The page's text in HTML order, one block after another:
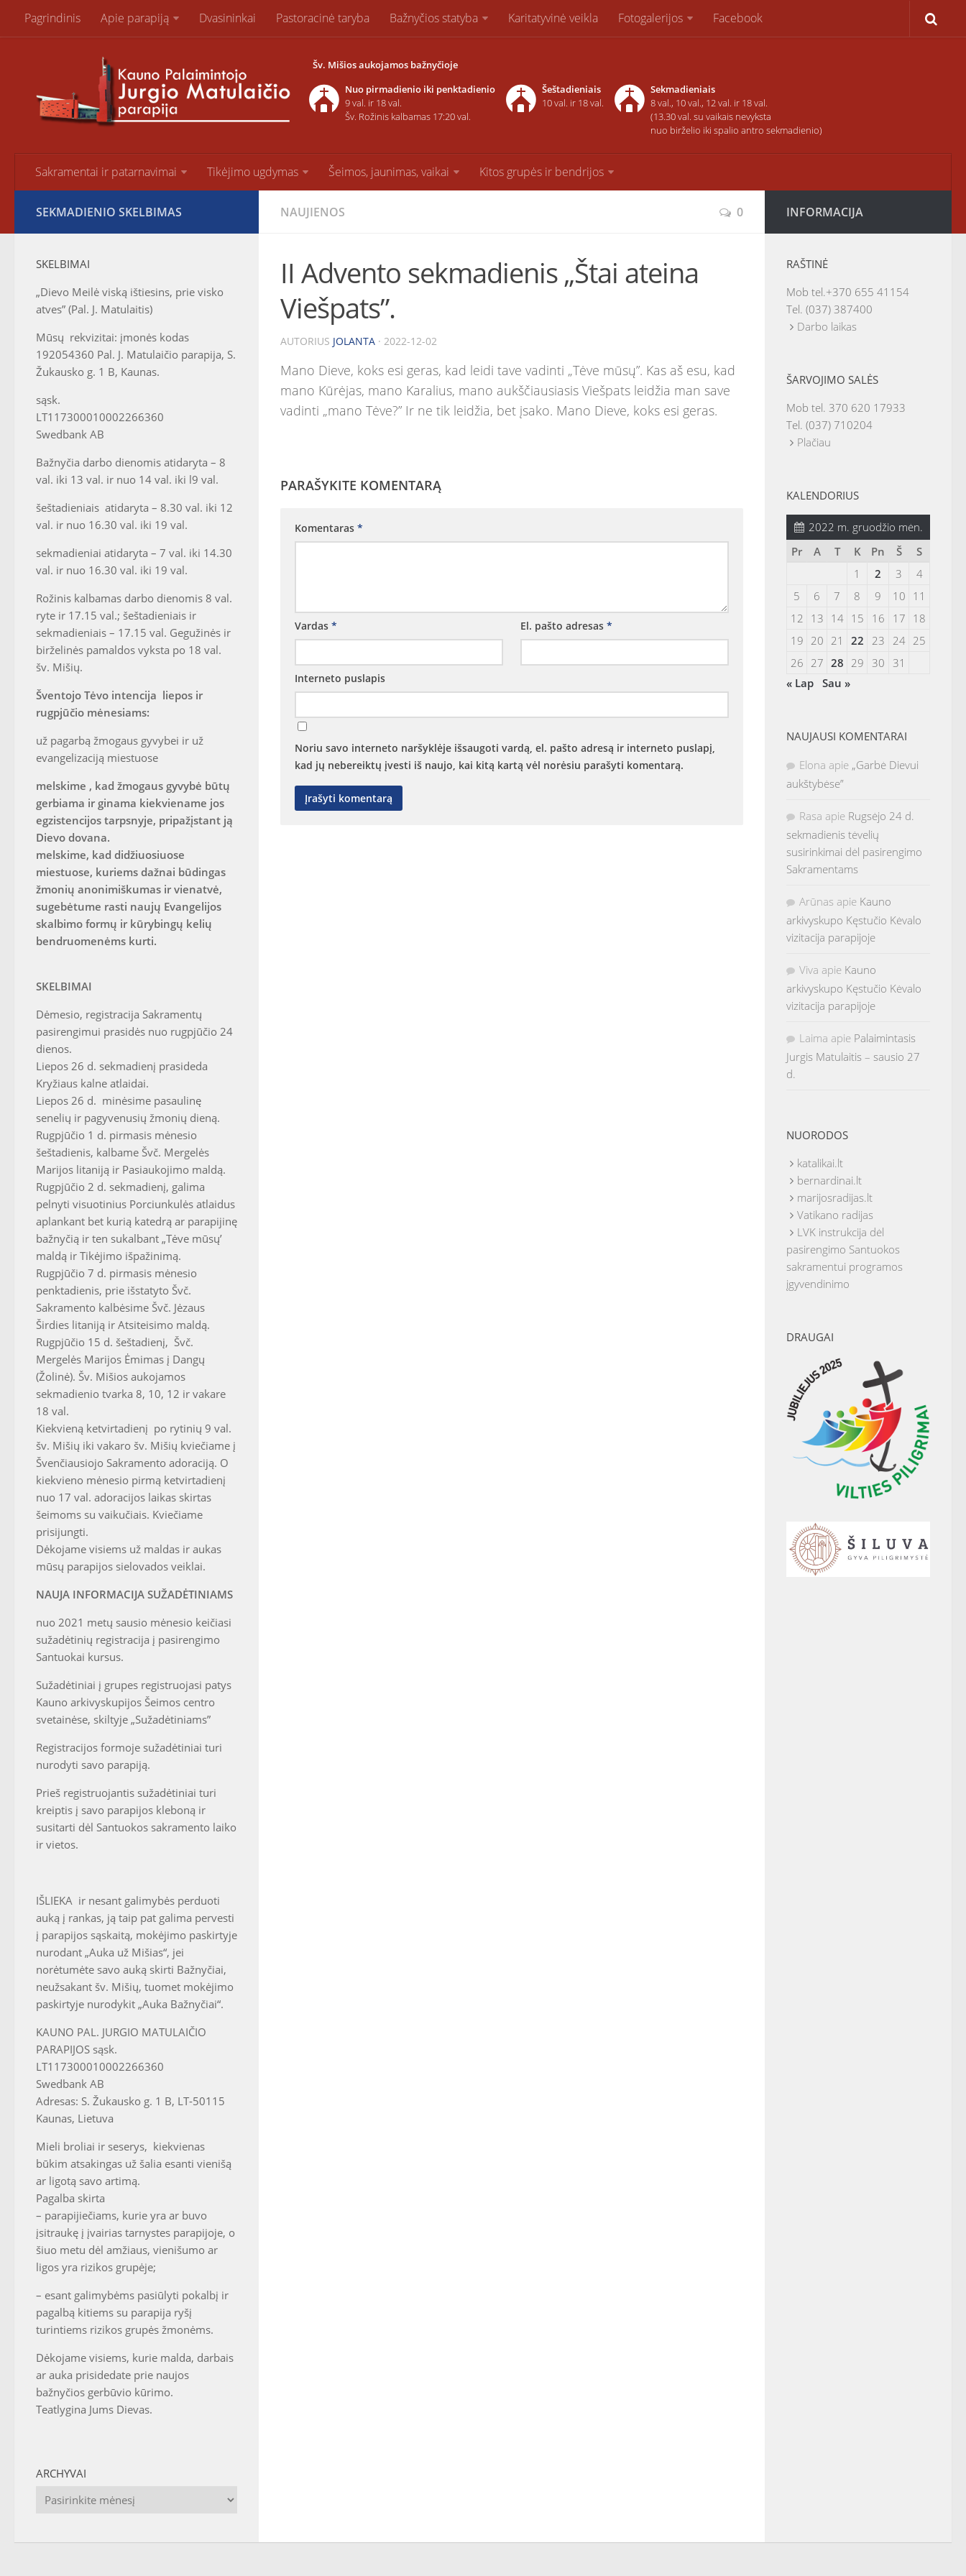
Pagrindinis Apie parapiją Dvasininkai Pastoracinė taryba Bažnyčios statyba Karitatyvinė veikla Fotogalerijos Facebook
Šv. Mišios aukojamos bažnyčioje
Nuo pirmadienio iki penktadienio
9 val. ir 18 val.
Šv. Rožinis kalbamas 17:20 val.
Šeštadieniais
10 val. ir 18 val.
Sekmadieniais
8 val., 10 val., 12 val. ir 18 val.
(13.30 val. su vaikais nevyksta
nuo birželio iki spalio antro sekmadienio)
Sakramentai ir patarnavimai Tikėjimo ugdymas Šeimos, jaunimas, vaikai Kitos grupės ir bendrijos
NAUJIENOS 0
II Advento sekmadienis „Štai ateina
Viešpats”.
AUTORIUS JOLANTA · 2022-12-02
Mano Dieve, koks esi geras, kad leidi tave vadinti „Tėve mūsų”. Kas aš esu, kad
mano Kūrėjas, mano Karalius, mano aukščiausiasis Viešpats leidžia man save
vadinti „mano Tėve?” Ir ne tik leidžia, bet įsako. Mano Dieve, koks esi geras.
PARAŠYKITE KOMENTARĄ
Komentaras *
Vardas * El. pašto adresas*
Interneto puslapis
Noriu savo interneto naršyklėje išsaugoti vardą, el. pašto adresą ir interneto puslapį,
kad jų nebereiktų įvesti iš naujo, kai kitą kartą vėl norėsiu parašyti komentarą.
SEKMADIENIO SKELBIMAS
SKELBIMAI
„Dievo Meilė viską ištiesins, prie visko
atves” (Pal. J. Matulaitis)
Mūsų rekvizitai: įmonės kodas
192054360 Pal. J. Matulaičio parapija, S.
Žukausko g. 1 B, Kaunas.
sąsk.
LT117300010002266360
Swedbank AB
Bažnyčia darbo dienomis atidaryta – 8
val. iki 13 val. ir nuo 14 val. iki l9 val.
šeštadieniais atidaryta – 8.30 val. iki 12
val. ir nuo 16.30 val. iki 19 val.
sekmadieniai atidaryta – 7 val. iki 14.30
val. ir nuo 16.30 val. iki 19 val.
Rožinis kalbamas darbo dienomis 8 val.
ryte ir 17.15 val.; šeštadieniais ir
sekmadieniais – 17.15 val. Gegužinės ir
birželinės pamaldos vyksta po 18 val.
šv. Mišių.
Šventojo Tėvo intencija liepos ir
rugpjūčio mėnesiams:
už pagarbą žmogaus gyvybei ir už
evangelizaciją miestuose
melskime , kad žmogaus gyvybė būtų
gerbiama ir ginama kiekviename jos
egzistencijos tarpsnyje, pripažįstant ją
Dievo dovana.
melskime, kad didžiuosiuose
miestuose, kuriems dažnai būdingas
žmonių anonimiškumas ir vienatvė,
sugebėtume rasti naujų Evangelijos
skalbimo formų ir kūrybingų kelių
bendruomenėms kurti.
SKELBIMAI
Dėmesio, registracija Sakramentų
pasirengimui prasidės nuo rugpjūčio 24
dienos.
Liepos 26 d. sekmadienį prasideda
Kryžiaus kalne atlaidai.
Liepos 26 d. minėsime pasaulinę
senelių ir pagyvenusių žmonių dieną.
Rugpjūčio 1 d. pirmasis mėnesio
šeštadienis, kalbame Švč. Mergelės
Marijos litaniją ir Pasiaukojimo maldą.
Rugpjūčio 2 d. sekmadienį, galima
pelnyti visuotinius Porciunkulės atlaidus
aplankant bet kurią katedrą ar parapijinę
bažnyčią ir ten sukalbant „Tėve mūsų’
maldą ir Tikėjimo išpažinimą.
Rugpjūčio 7 d. pirmasis mėnesio
penktadienis, prie išstatyto Švč.
Sakramento kalbėsime Švč. Jėzaus
Širdies litaniją ir Atsiteisimo maldą.
Rugpjūčio 15 d. šeštadienį, Švč.
Mergelės Marijos Ėmimas į Dangų
(Žolinė). Šv. Mišios aukojamos
sekmadienio tvarka 8, 10, 12 ir vakare
18 val.
Kiekvieną ketvirtadienį po rytinių 9 val.
šv. Mišių iki vakaro šv. Mišių kviečiame į
Švenčiausiojo Sakramento adoraciją. O
kiekvieno mėnesio pirmą ketvirtadienį
nuo 17 val. adoracijos laikas skirtas
šeimoms su vaikučiais. Kviečiame
prisijungti.
Dėkojame visiems už maldas ir aukas
mūsų parapijos sielovados veiklai.
NAUJA INFORMACIJA SUŽADĖTINIAMS
nuo 2021 metų sausio mėnesio keičiasi
sužadėtinių registracija į pasirengimo
Santuokai kursus.
Sužadėtiniai į grupes registruojasi patys
Kauno arkivyskupijos Šeimos centro
svetainėse, skiltyje „Sužadėtiniams”
Registracijos formoje sužadėtiniai turi
nurodyti savo parapiją.
Prieš registruojantis sužadėtiniai turi
kreiptis į savo parapijos kleboną ir
susitarti dėl Santuokos sakramento laiko
ir vietos.
IŠLIEKA ir nesant galimybės perduoti
auką į rankas, ją taip pat galima pervesti
į parapijos sąskaitą, mokėjimo paskirtyje
nurodant „Auka už Mišias“, jei
norėtumėte savo auką skirti Bažnyčiai,
neužsakant šv. Mišių, tuomet mokėjimo
paskirtyje nurodykit „Auka Bažnyčiai“.
KAUNO PAL. JURGIO MATULAIČIO
PARAPIJOS sąsk.
LT117300010002266360
Swedbank AB
Adresas: S. Žukausko g. 1 B, LT-50115
Kaunas, Lietuva
Mieli broliai ir seserys, kiekvienas
būkim atsakingas už šalia esanti vienišą
ar ligotą savo artimą.
Pagalba skirta
– parapijiečiams, kurie yra ar buvo
įsitraukę į įvairias tarnystes parapijoje, o
šiuo metu dėl amžiaus, vienišumo ar
ligos yra rizikos grupėje;
– esant galimybėms pasiūlyti pokalbį ir
pagalbą kitiems su parapija ryšį
turintiems rizikos grupės žmonėms.
Dėkojame visiems, kurie malda, darbais
ar auka prisidedate prie naujos
bažnyčios gerbūvio kūrimo.
Teatlygina Jums Dievas.
ARCHYVAI
Archyvai
INFORMACIJA
RAŠTINĖ
Mob tel.+370 655 41154
Tel. (037) 387400
Darbo laikas
ŠARVOJIMO SALĖS
Mob tel. 370 620 17933
Tel. (037) 710204
Plačiau
KALENDORIUS
2022 m. gruodžio mėn.
Pr
A T K Pn Š
S
1
2 3
4
5
6 7 8 9 10 11
12 13 14 15 16 17 18
19 20 21 22 23 24 25
26 27 28 29 30
31
« Lap Sau »
NAUJAUSI KOMENTARAI
Elona apie „Garbė Dievui
aukštybėse”
Rasa apie Rugsėjo 24 d.
sekmadienis tėvelių
susirinkimai dėl pasirengimo
Sakramentams
Arūnas apie Kauno
arkivyskupo Kęstučio Kėvalo
vizitacija parapijoje
Viva apie Kauno
arkivyskupo Kęstučio Kėvalo
vizitacija parapijoje
Laima apie Palaimintasis
Jurgis Matulaitis – sausio 27
d.
NUORODOS
katalikai.lt
bernardinai.lt
marijosradijas.lt
Vatikano radijas
LVK instrukcija dėl
pasirengimo Santuokos
sakramentui programos
įgyvendinimo
DRAUGAI